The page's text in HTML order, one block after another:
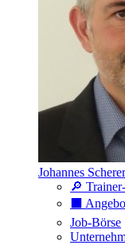
Johannes Scherer
🔎
⬛️
Job-Börse